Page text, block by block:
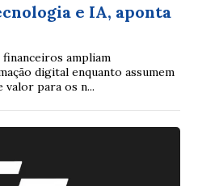
e IA, aponta
ampliam
digital enquanto assumem
valor para os n...